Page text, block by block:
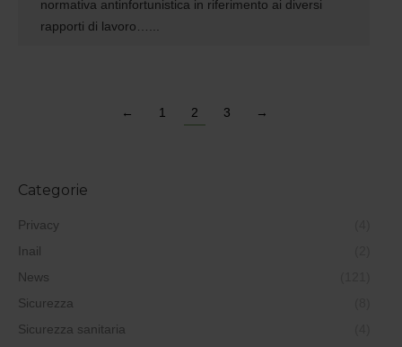
normativa antinfortunistica in riferimento ai diversi
rapporti di lavoro…...
← 1 2 3 →
Categorie
Privacy
Inail
News
Sicurezza
Sicurezza sanitaria